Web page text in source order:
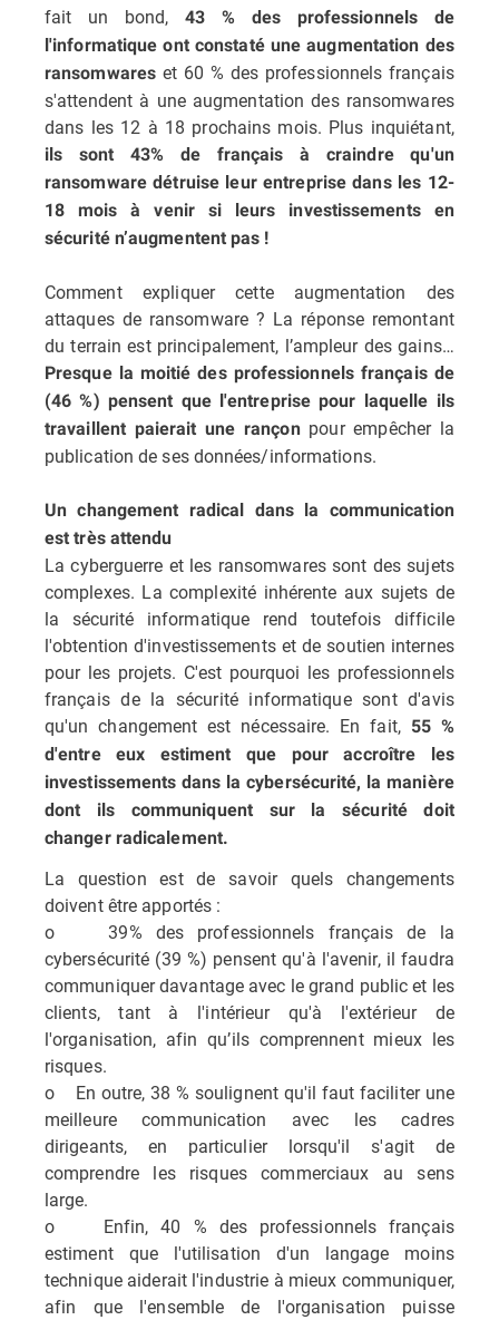
fait un bond,43 % des professionnels de
l'informatique ont constaté une augmentation des
ransomwares et 60 % des professionnels français
s'attendent à une augmentation des ransomwares
dans les 12 à 18 prochains mois. Plus inquiétant,
ils sont 43% de français à craindre qu'un
ransomware détruise leur entreprise dans les 12-
18 mois à venir si leurs investissements en
sécurité n’augmentent pas !
Comment expliquer cette augmentation des
attaques de ransomware ? La réponse remontant
du terrain est principalement, l’ampleur des gains…
Presque la moitié des professionnels français de
(46 %) pensent que l'entreprise pour laquelle ils
travaillent paierait une rançon pour empêcher la
publication de ses données/informations.
Un changement radical dans la communication
est très attendu
La cyberguerre et les ransomwares sont des sujets
complexes. La complexité inhérente aux sujets de
la sécurité informatique rend toutefois difficile
l'obtention d'investissements et de soutien internes
pour les projets. C'est pourquoi les professionnels
français de la sécurité informatique sont d'avis
qu'un changement est nécessaire. En fait, 55 %
d'entre eux estiment que pour accroître les
investissements dans la cybersécurité, la manière
dont ils communiquent sur la sécurité doit
changer radicalement.
La question est de savoir quels changements
doivent être apportés :
o 39% des professionnels français de la
cybersécurité (39 %) pensent qu'à l'avenir, il faudra
communiquer davantage avec le grand public et les
clients, tant à l'intérieur qu'à l'extérieur de
l'organisation, afin qu’ils comprennent mieux les
risques.
o En outre, 38 % soulignent qu'il faut faciliter une
meilleure communication avec les cadres
dirigeants, en particulier lorsqu'il s'agit de
comprendre les risques commerciaux au sens
large.
o Enfin, 40 % des professionnels français
estiment que l'utilisation d'un langage moins
technique aiderait l'industrie à mieux communiquer,
afin que l'ensemble de l'organisation puisse